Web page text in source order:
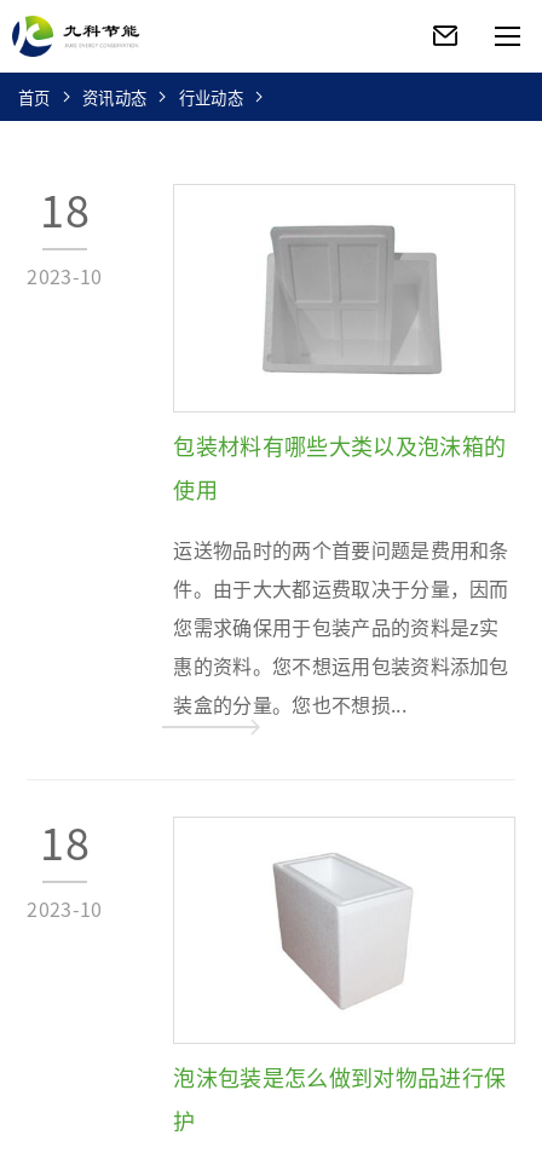
首页 资讯动态 行业动态
18
2023-10
包装材料有哪些大类以及泡沫箱的
使用
运送物品时的两个首要问题是费用和条
件。由于大大都运费取决于分量，因而
您需求确保用于包装产品的资料是z实
惠的资料。您不想运用包装资料添加包
装盒的分量。您也不想损...
18
2023-10
泡沫包装是怎么做到对物品进行保
护